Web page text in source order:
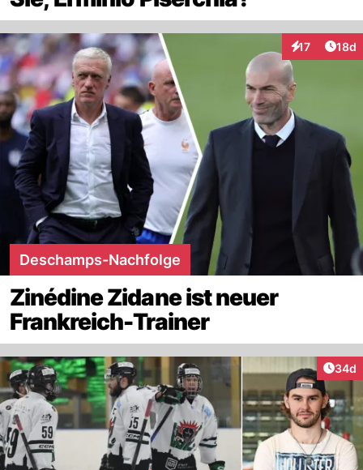
17
Interaktionen
18d
Deschamps-Nachfolge
Zinédine Zidane ist neuer
Frankreich-Trainer
34d